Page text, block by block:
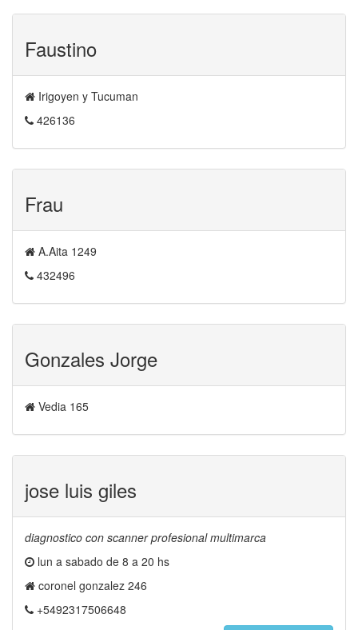
Faustino
Irigoyen y Tucuman
426136
Frau
A.Aita 1249
432496
Gonzales Jorge
Vedia 165
jose luis giles
diagnostico con scanner profesional multimarca
lun a sabado de 8 a 20 hs
coronel gonzalez 246
+5492317506648